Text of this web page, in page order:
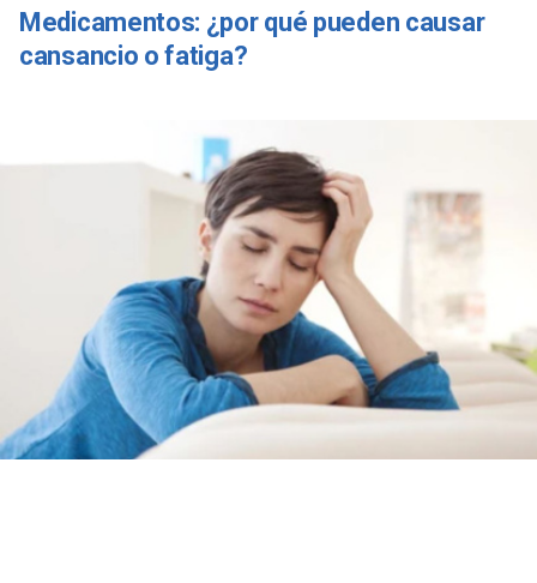
Medicamentos: ¿por qué pueden causar
cansancio o fatiga?